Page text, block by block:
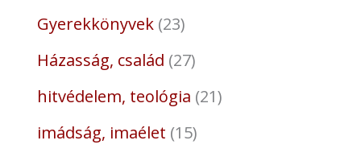
Gyerekkönyvek 23
Házasság, család 27
hitvédelem, teológia 21
imádság, imaélet 15